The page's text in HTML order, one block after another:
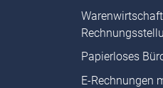
Papierloses
E-Rechnungen